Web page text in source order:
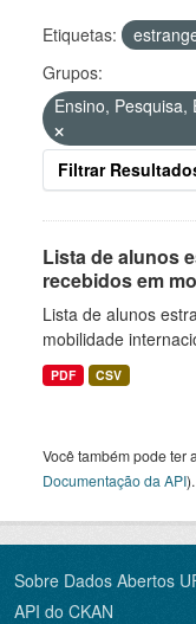
Etiquetas:
Grupos:
Ensino, Pesquisa,
Filtrar
Lista de alunos
recebidos em
Lista de alunos
mobilidade
PDF CSV
Você também pode ter
Documentação da API).
Sobre Dados Abertos
API do CKAN